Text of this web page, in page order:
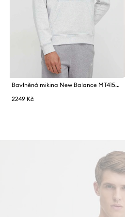
Bavlněná mikina New Balance MT41534AHH
2249 Kč